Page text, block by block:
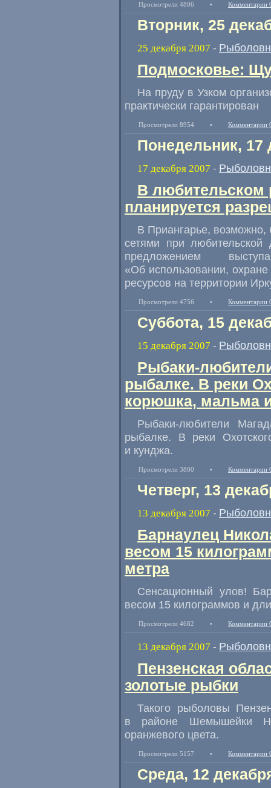
Просмотрели 4806 • Комментарии
Вторник, 25
25 декабря 2007 -
Подмосковье:
На пруду в Узком
практически гарантирован
Просмотрели 8954 • Комментарии
Понедельник, 17
17 декабря 2007 -
В любительском
планируется
В Приангарье,
сетями при
предложением
«Об использовании,
ресурсов на территории
Просмотрели 4756 • Комментарии
Суббота, 15
15 декабря 2007 -
Рыбаки-
рыбалке. В реки
корюшка, мальма
Рыбаки-любители
рыбалке. В реки
и кунджа.
Просмотрели 3800 • Комментарии
Четверг, 13
13 декабря 2007 -
Барнаулец
весом 15
метра
Сенсационный улов!
весом 15 килограммов и
Просмотрели 4682 • Комментарии
13 декабря 2007 -
Пензенская
золотые рыбки
Такого рыболовы
в районе Шемышейки
оранжевого цвета.
Просмотрели 5157 • Комментарии
Среда, 12